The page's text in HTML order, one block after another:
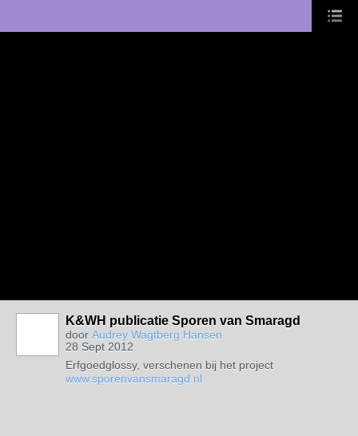
K&WH publicatie Sporen van Smaragd
door Audrey Wagtberg Hansen
28 Sept 2012
Erfgoedglossy, verschenen bij het project
www.sporenvansmaragd.nl